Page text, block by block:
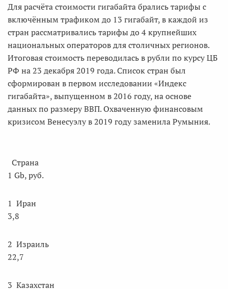
Для расчёта стоимости гигабайта брались тарифы с
включённым трафиком до 13 гигабайт, в каждой из
стран рассматривались тарифы до 4 крупнейших
национальных операторов для столичных регионов.
Итоговая стоимость переводилась в рубли по курсу ЦБ
РФ на 23 декабря 2019 года. Список стран был
сформирован в первом исследовании «Индекс
гигабайта», выпущенном в 2016 году, на основе
данных по размеру ВВП. Охваченную финансовым
кризисом Венесуэлу в 2019 году заменила Румыния.
Страна
1 Gb, руб.
1 Иран
3,8
2 Израиль
22,7
3 Казахстан